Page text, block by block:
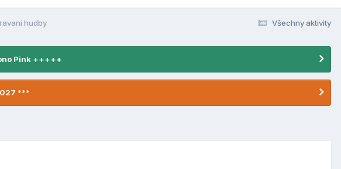
Všechny aktivity
hudby
Pink +++++
***